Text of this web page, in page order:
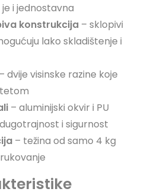
i jednostavna
konstrukcija – sklopivi
lako skladištenje i
– dvije visinske razine koje
– aluminijski okvir i PU
i sigurnost
– težina od samo 4 kg